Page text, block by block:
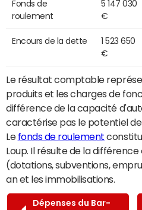
Fonds de
roulement
5 147 030
€
Encours de la dette
1 523 650
€
Le résultat comptable
produits et les charges de
différence de la capacité
caractérise pas le potentiel de
Le fonds de roulement
Loup. Il résulte de la
(dotations, subventions,
an et les immobilisations.
Dépenses du Bar-